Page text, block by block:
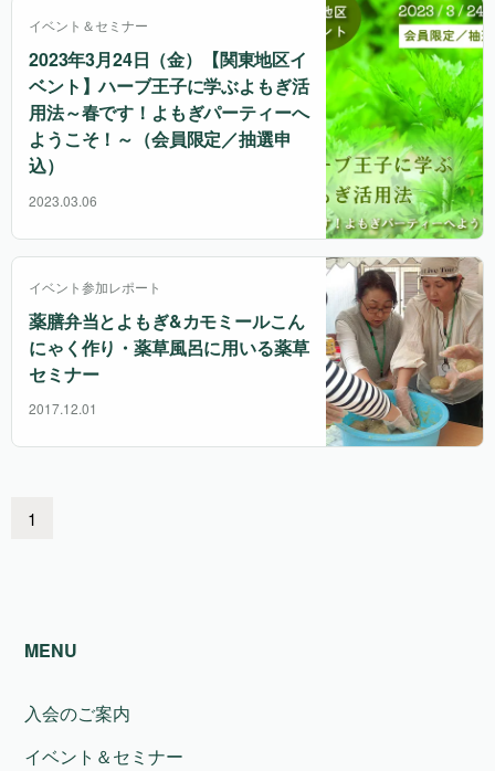
イベント＆セミナー
2023年3月24日（金）【関東地区イ
ベント】ハーブ王子に学ぶよもぎ活
用法～春です！よもぎパーティーへ
ようこそ！～（会員限定／抽選申
込）
2023.03.06
イベント参加レポート
薬膳弁当とよもぎ&カモミールこん
にゃく作り・薬草風呂に用いる薬草
セミナー
2017.12.01
1
MENU
入会のご案内
イベント＆セミナー